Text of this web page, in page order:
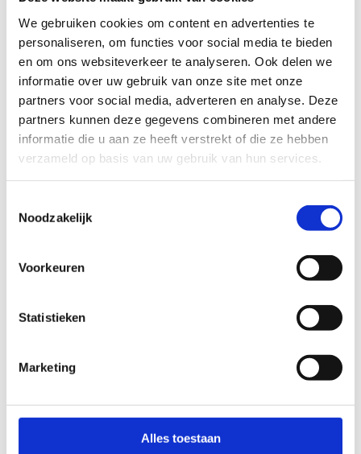
We gebruiken cookies om content en advertenties te
personaliseren, om functies voor social media te bieden
en om ons websiteverkeer te analyseren. Ook delen we
informatie over uw gebruik van onze site met onze
partners voor social media, adverteren en analyse. Deze
partners kunnen deze gegevens combineren met andere
informatie die u aan ze heeft verstrekt of die ze hebben
verzameld op basis van uw gebruik van hun services.
Noodzakelijk
Voorkeuren
Statistieken
Marketing
Alles toestaan